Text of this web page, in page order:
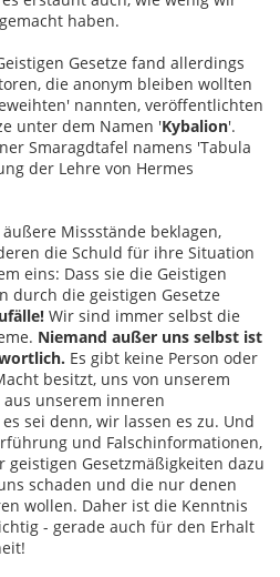
haben.
Gesetze fand allerdings
die anonym bleiben wollten
nannten, veröffentlichten
unter dem Namen 'Kybalion'.
Smaragdtafel namens 'Tabula
der Lehre von Hermes
Missstände beklagen,
die Schuld für ihre Situation
eins: Dass sie die Geistigen
durch die geistigen Gesetze
Wir sind immer selbst die
Niemand außer uns selbst ist
Es gibt keine Person oder
besitzt, uns von unserem
unserem inneren
sei denn, wir lassen es zu. Und
und Falschinformationen,
Gesetzmäßigkeiten dazu
schaden und die nur denen
wollen. Daher ist die Kenntnis
- gerade auch für den Erhalt